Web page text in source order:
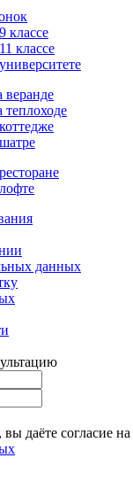
классе
классе
данных
даёте согласие на